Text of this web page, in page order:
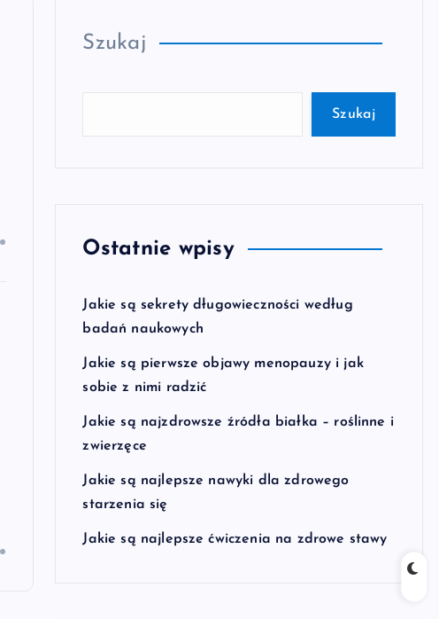
Szukaj
Szukaj
Ostatnie wpisy
Jakie są sekrety długowieczności według
badań naukowych
Jakie są pierwsze objawy menopauzy i jak
sobie z nimi radzić
Jakie są najzdrowsze źródła białka – roślinne i
zwierzęce
Jakie są najlepsze nawyki dla zdrowego
starzenia się
Jakie są najlepsze ćwiczenia na zdrowe stawy